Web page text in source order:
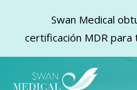
Swan Medical
certificación MDR